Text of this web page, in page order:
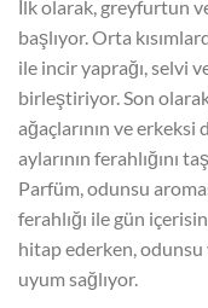
İlk olarak, greyfurtun
başlıyor. Orta
ile incir yaprağı, selvi
birleştiriyor. Son
ağaçlarının ve erkeksi
aylarının ferahlığını
Parfüm, odunsu
ferahlığı ile gün
hitap ederken, odunsu
uyum sağlıyor.